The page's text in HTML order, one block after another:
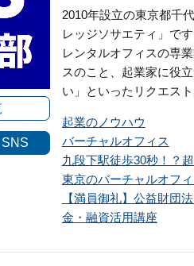
2010年設立の東京都千
レッジソサエティ」で
レンタルオフィスの専
スのこと、起業家に役
い」といったリクエス
起業のノウハウ
バーチャルオフィス
九段下駅徒歩30秒！？
東京のバーチャルオフ
【満員御礼】公益財団
金・融資活用講座
SNS